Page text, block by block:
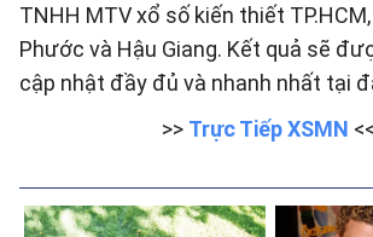
TNHH MTV xổ số kiến thiết
Phước và Hậu Giang. Kết quả sẽ
cập nhật đầy đủ và nhanh nhất tại
>> Trực Tiếp XSMN <<